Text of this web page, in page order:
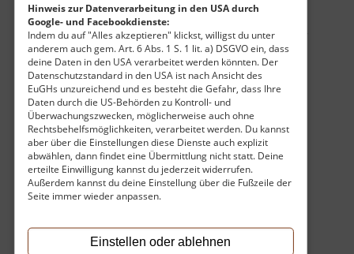
Hinweis zur Datenverarbeitung in den USA durch
Google- und Facebookdienste:
Indem du auf "Alles akzeptieren" klickst, willigst du unter
anderem auch gem. Art. 6 Abs. 1 S. 1 lit. a) DSGVO ein, dass
deine Daten in den USA verarbeitet werden könnten. Der
Datenschutzstandard in den USA ist nach Ansicht des
EuGHs unzureichend und es besteht die Gefahr, dass Ihre
Daten durch die US-Behörden zu Kontroll- und
Überwachungszwecken, möglicherweise auch ohne
Rechtsbehelfsmöglichkeiten, verarbeitet werden. Du kannst
aber über die Einstellungen diese Dienste auch explizit
abwählen, dann findet eine Übermittlung nicht statt. Deine
erteilte Einwilligung kannst du jederzeit widerrufen.
Außerdem kannst du deine Einstellung über die Fußzeile der
Seite immer wieder anpassen.
Einstellen oder ablehnen
Hügellandes zu genießen, sei es auf dem
Fahrrad oder zu Fuß. Besucher schätzen hier vor
allem die Kombination aus einer tief
verwurzelten Vergangenheit und dem
lebendigen Erleben der Gegenwart.
Die Fichtenmühle steht somit stellvertretend für
die Bewahrung regionaler Identität. Sie ist ein
lohnendes Ziel für Menschen, die das
Erzgebirgsvorland abseits der großen
Hauptstraßen entdecken möchten und dabei
den Wert historisch gewachsener Orte zu
schätzen wissen. Wer hier einkehrt, findet nicht